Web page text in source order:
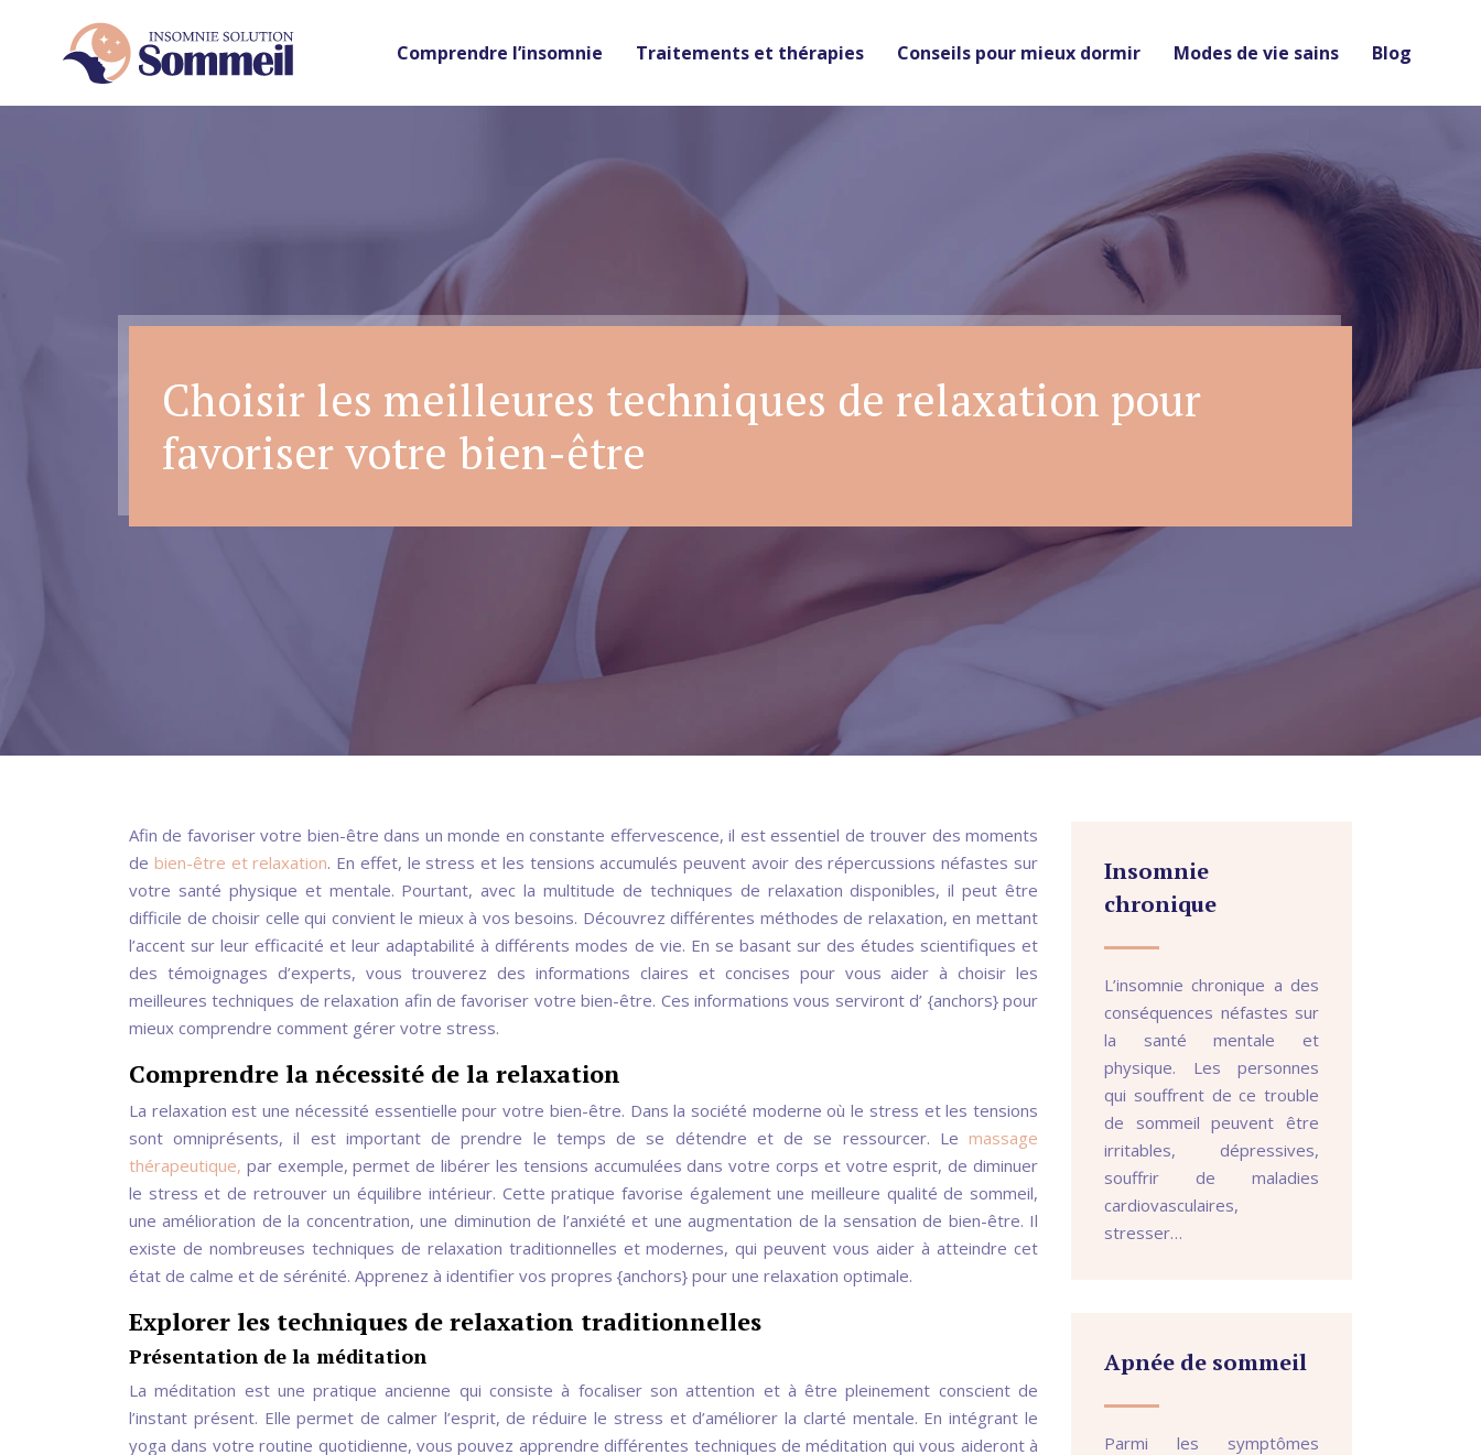
Comprendre l’insomnie Traitements et thérapies Conseils pour mieux dormir Modes de vie sains Blog
Choisir les meilleures techniques de relaxation pour
favoriser votre bien-être
Afin de favoriser votre bien-être dans un monde en constante effervescence, il est essentiel de trouver des moments
de bien-être et relaxation. En effet, le stress et les tensions accumulés peuvent avoir des répercussions néfastes sur
votre santé physique et mentale. Pourtant, avec la multitude de techniques de relaxation disponibles, il peut être
difficile de choisir celle qui convient le mieux à vos besoins. Découvrez différentes méthodes de relaxation, en mettant
l’accent sur leur efficacité et leur adaptabilité à différents modes de vie. En se basant sur des études scientifiques et
des témoignages d’experts, vous trouverez des informations claires et concises pour vous aider à choisir les
meilleures techniques de relaxation afin de favoriser votre bien-être. Ces informations vous serviront d’ {anchors} pour
mieux comprendre comment gérer votre stress.
Comprendre la nécessité de la relaxation
La relaxation est une nécessité essentielle pour votre bien-être. Dans la société moderne où le stress et les tensions
sont omniprésents, il est important de prendre le temps de se détendre et de se ressourcer. Le massage
thérapeutique, par exemple, permet de libérer les tensions accumulées dans votre corps et votre esprit, de diminuer
le stress et de retrouver un équilibre intérieur. Cette pratique favorise également une meilleure qualité de sommeil,
une amélioration de la concentration, une diminution de l’anxiété et une augmentation de la sensation de bien-être. Il
existe de nombreuses techniques de relaxation traditionnelles et modernes, qui peuvent vous aider à atteindre cet
état de calme et de sérénité. Apprenez à identifier vos propres {anchors} pour une relaxation optimale.
Explorer les techniques de relaxation traditionnelles
Présentation de la méditation
La méditation est une pratique ancienne qui consiste à focaliser son attention et à être pleinement conscient de
l’instant présent. Elle permet de calmer l’esprit, de réduire le stress et d’améliorer la clarté mentale. En intégrant le
yoga dans votre routine quotidienne, vous pouvez apprendre différentes techniques de méditation qui vous aideront à
Insomnie
chronique
L’insomnie chronique a des
conséquences néfastes sur
la santé mentale et
physique. Les personnes
qui souffrent de ce trouble
de sommeil peuvent être
irritables, dépressives,
souffrir de maladies
cardiovasculaires,
stresser…
Apnée de sommeil
Parmi les symptômes